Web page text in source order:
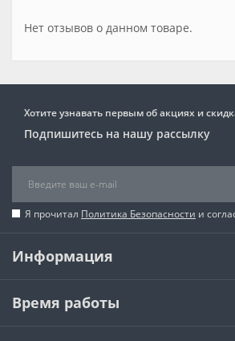
Нет отзывов о данном товаре.
Хотите узнавать первым об акциях и
Подпишитесь на нашу рассылку
Я прочитал Политика Безопасности и
Информация
Время работы